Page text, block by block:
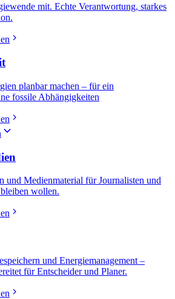
mit. Echte Verantwortung, starkes
planbar machen – für ein
fossile Abhängigkeiten
und Medienmaterial für Journalisten und
wollen.
und Energiemanagement –
für Entscheider und Planer.